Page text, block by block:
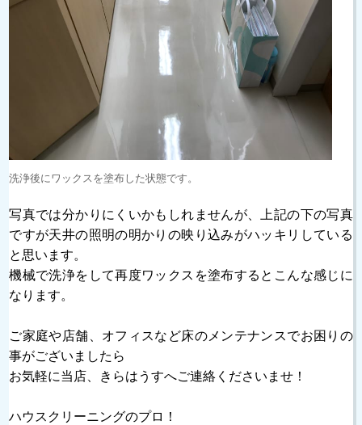
洗浄後にワックスを塗布した状態です。
写真では分かりにくいかもしれませんが、上記の下の写真
ですが天井の照明の明かりの映り込みがハッキリしている
と思います。
機械で洗浄をして再度ワックスを塗布するとこんな感じに
なります。
ご家庭や店舗、オフィスなど床のメンテナンスでお困りの
事がございましたら
お気軽に当店、きらはうすへご連絡くださいませ！
ハウスクリーニングのプロ！